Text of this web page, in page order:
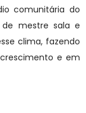
comunitária do
de mestre sala e
clima, fazendo
e em